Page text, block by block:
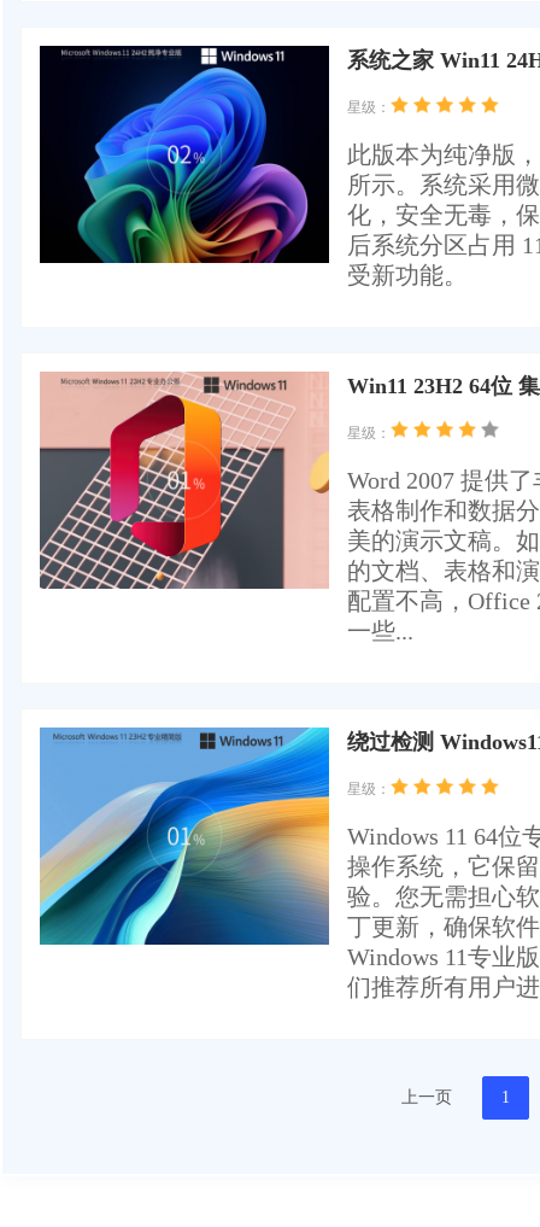
系统之家 Win11
星级：
此版本为纯净版
所示。系统采用
化，安全无毒，
后系统分区占用
受新功能。
Win11 23H2 64位
星级：
Word 2007 提供
表格制作和数据
美的演示文稿。
的文档、表格和
配置不高，Office
一些...
绕过检测
星级：
Windows 11 64
操作系统，它保
验。您无需担心
丁更新，确保软
Windows 11专业
们推荐所有用户
上一页 1